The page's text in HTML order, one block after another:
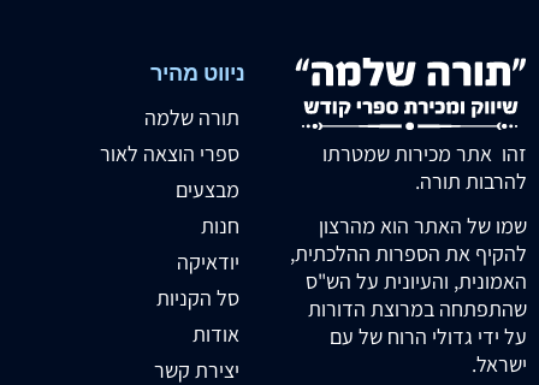
זהו אתר מכירות שמטרתו
להרבות תורה.
שמו של האתר הוא מהרצון
להקיף את הספרות ההלכתית,
האמונית, והעיונית על הש"ס
שהתפתחה במרוצת הדורות
על ידי גדולי הרוח של עם
ישראל.
ניווט מהיר
תורה שלמה
ספרי הוצאה לאור
מבצעים
חנות
יודאיקה
סל הקניות
אודות
יצירת קשר